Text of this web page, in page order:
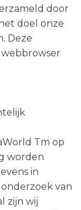
door
doel onze
Deze
Tm op
worden
in
van
zijn wij